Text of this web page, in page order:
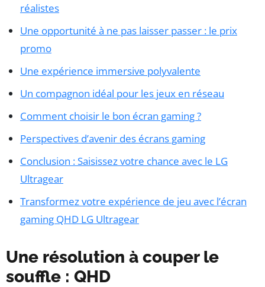
réalistes
Une opportunité à ne pas laisser passer : le prix
promo
Une expérience immersive polyvalente
Un compagnon idéal pour les jeux en réseau
Comment choisir le bon écran gaming ?
Perspectives d’avenir des écrans gaming
Conclusion : Saisissez votre chance avec le LG
Ultragear
Transformez votre expérience de jeu avec l’écran
gaming QHD LG Ultragear
Une résolution à couper le
souffle : QHD